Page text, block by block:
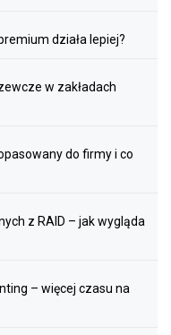
działa lepiej?
w zakładach
do firmy i co
z RAID – jak wygląda
– więcej czasu na